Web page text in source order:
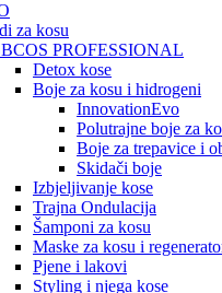
za kosu
PROFESSIONAL
Detox kose
Boje za kosu i hidrogeni
InnovationEvo
Polutrajne boje za
Boje za trepavice i
Skidači boje
Izbjeljivanje kose
Trajna Ondulacija
Šamponi za kosu
Maske za kosu i
Pjene i lakovi
Styling i njega kose